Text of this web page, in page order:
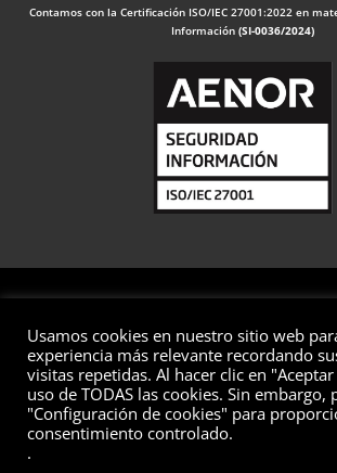
Contamos con la Certificación ISO/IEC 27001:2022 en
Información (SI-0036/2024)
© 2026 Valuaciones
Todos los derechos reservados
Aviso LegalPolítica de PrivacidadPolítica
Política de Seguridad de la Información
Usamos cookies en nuestro sitio web
experiencia más relevante recordando
visitas repetidas. Al hacer clic en
uso de TODAS las cookies. Sin embargo,
"Configuración de cookies" para
consentimiento controlado.
.